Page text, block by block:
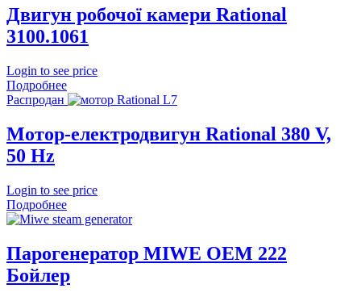
Двигун робочої камери Rational
3100.1061
Login to see price
Подробнее
Распродан
Мотор-електродвигун Rational 380 V,
50 Hz
Login to see price
Подробнее
Парогенератор MIWE OEM 222
Бойлер